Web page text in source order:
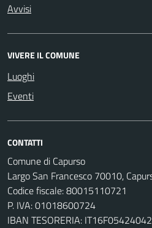
Avvisi
VIVERE IL COMUNE
Luoghi
Eventi
CONTATTI
Comune di Capurso
Largo San Francesco 70010,
Codice fiscale: 80015110721
P. IVA: 01018600724
IBAN TESORERIA: